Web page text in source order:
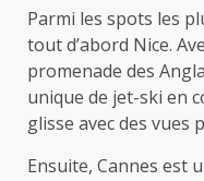
Parmi les spots les
tout d’abord Nice.
promenade des
unique de jet-ski en
glisse avec des vues
Ensuite, Cannes est